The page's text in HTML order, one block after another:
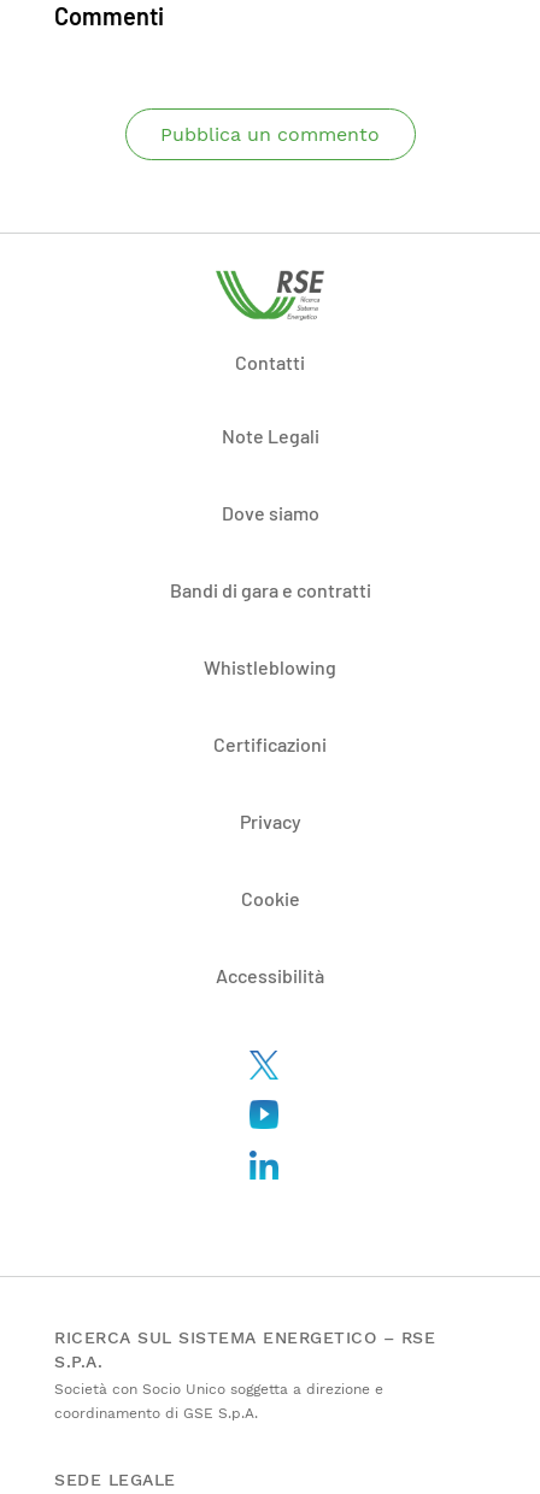
Commenti
Pubblica un commento
Contatti
Note Legali
Dove siamo
Bandi di gara e contratti
Whistleblowing
Certificazioni
Privacy
Cookie
Accessibilità
RICERCA SUL SISTEMA ENERGETICO – RSE
S.P.A.
Società con Socio Unico soggetta a direzione e
coordinamento di GSE S.p.A.
SEDE LEGALE